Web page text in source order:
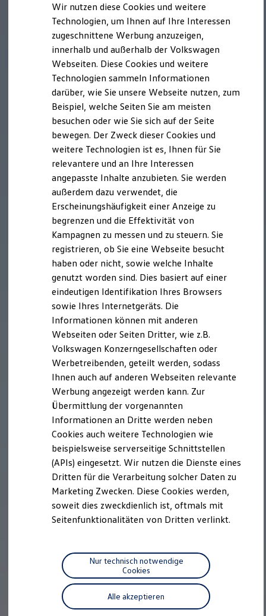
Elektrofahrzeugkonzepte
ID. EVERY1
Reichweite
Reichweite der ID. Modelle
Reichweite im Winter
Rekuperation
Laden
Laden unterwegs
Laden Zuhause
Ladestationen finden
Ladezeitensimulator
Sicherheit
Garantie und Lebensdauer
Nachhaltigkeit
Kosten und Kauf
Verbrauchskosten
Kaufoptionen
E-Auto-Förderung
Software und Konnektivität
Die ID. Software 6
ID. Software Versionen und Updates
Digitale Extras
Schnittstellen zu Ihrem ID.
Hybridautos
Marke und Erlebnis
Volkswagen R und R Experience
R-Modelle
R Experience
Driving Experience
Werkbesichtigung
Factory visit
Lifestyle Shop
Golf Kollektion
ID. Kollektion
Volkswagen Kollektion
GTI Kollektion
Fußball Drop
we drive football
#wedriveproud
Besitzer und Service
myVolkswagen
Software Updates
Inspektion und HU/AU
Räder und Reifen
Pannen- und Unfallhilfe
Economy Service
Volkswagen Teile
Zubehör
Modellspezifisches Zubehör
Wir nutzen diese Cookies und weitere
Technologien, um Ihnen auf Ihre Interessen
zugeschnittene Werbung anzuzeigen,
innerhalb und außerhalb der Volkswagen
Webseiten. Diese Cookies und weitere
Technologien sammeln Informationen
darüber, wie Sie unsere Webseite nutzen, zum
Beispiel, welche Seiten Sie am meisten
besuchen oder wie Sie sich auf der Seite
bewegen. Der Zweck dieser Cookies und
weitere Technologien ist es, Ihnen für Sie
relevantere und an Ihre Interessen
angepasste Inhalte anzubieten. Sie werden
außerdem dazu verwendet, die
Erscheinungshäufigkeit einer Anzeige zu
begrenzen und die Effektivität von
Kampagnen zu messen und zu steuern. Sie
registrieren, ob Sie eine Webseite besucht
haben oder nicht, sowie welche Inhalte
genutzt worden sind. Dies basiert auf einer
eindeutigen Identifikation Ihres Browsers
sowie Ihres Internetgeräts. Die
Informationen können mit anderen
Webseiten oder Seiten Dritter, wie z.B.
Volkswagen Konzerngesellschaften oder
Werbetreibenden, geteilt werden, sodass
Ihnen auch auf anderen Webseiten relevante
Werbung angezeigt werden kann. Zur
Übermittlung der vorgenannten
Informationen an Dritte werden neben
Cookies auch weitere Technologien wie
beispielsweise serverseitige Schnittstellen
(APIs) eingesetzt. Wir nutzen die Dienste eines
Dritten für die Verarbeitung solcher Daten zu
Marketing Zwecken. Diese Cookies werden,
soweit dies zweckdienlich ist, oftmals mit
Seitenfunktionalitäten von Dritten verlinkt.
Alle akzeptieren
Nur technisch notwendige
Cookies